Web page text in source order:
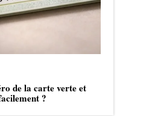
de la carte verte et
?